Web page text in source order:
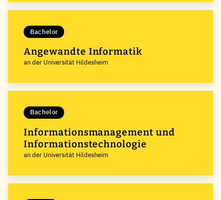
Bachelor
Angewandte Informatik
an der Universität Hildesheim
Bachelor
Informationsmanagement und
Informationstechnologie
an der Universität Hildesheim